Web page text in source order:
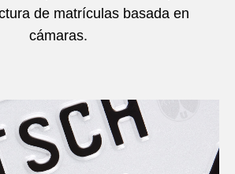
de matrículas basada en
cámaras.